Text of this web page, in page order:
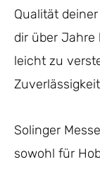
Qualität
dir über Jahre
leicht zu
Solinger
sowohl für